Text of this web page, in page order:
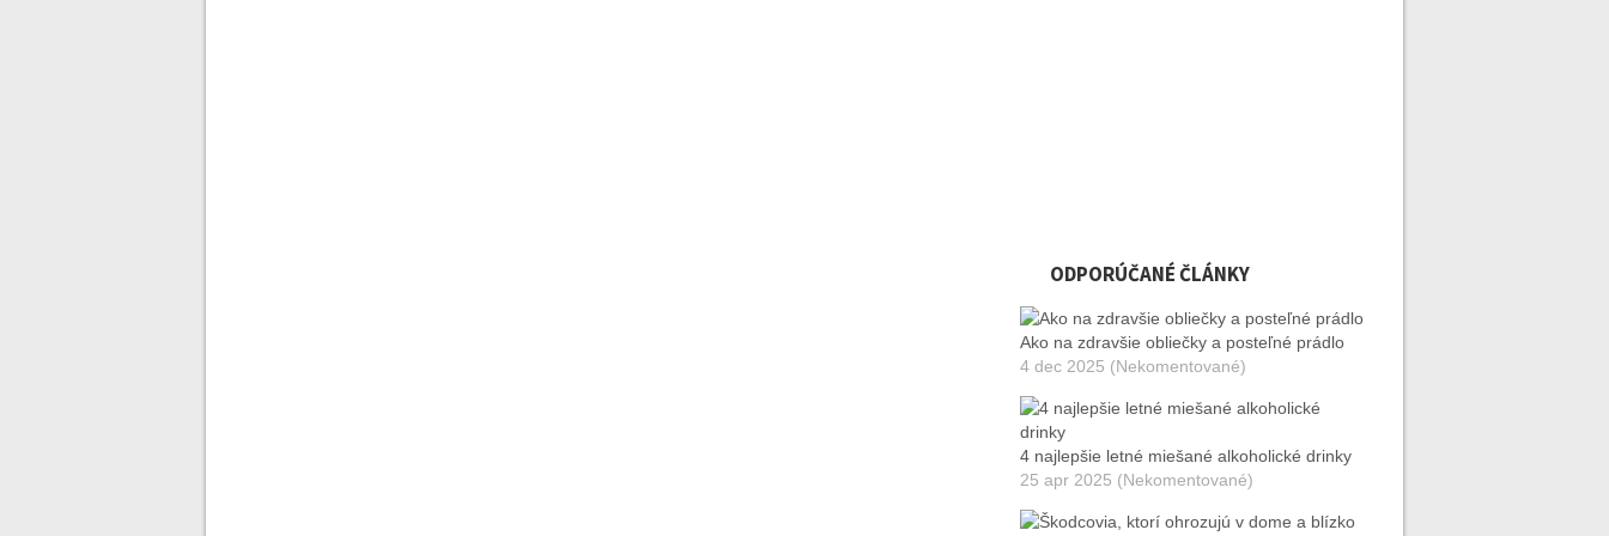
ODPORÚČANÉ ČLÁNKY
Ako na zdravšie obliečky a posteľné prádlo
4 dec 2025 (Nekomentované)
4 najlepšie letné miešané alkoholické drinky
25 apr 2025 (Nekomentované)